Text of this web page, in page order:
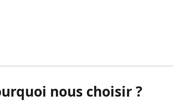
nous choisir ?